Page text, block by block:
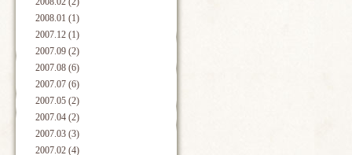
2008.01 (1)
2007.12 (1)
2007.09 (2)
2007.08 (6)
2007.07 (6)
2007.05 (2)
2007.04 (2)
2007.03 (3)
2007.02 (4)